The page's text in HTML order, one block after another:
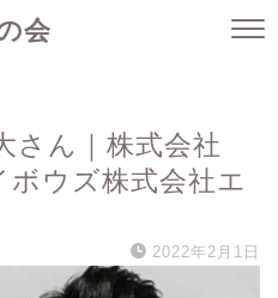
会
さん｜株式会社
ボウズ株式会社エ
2022年2月1日